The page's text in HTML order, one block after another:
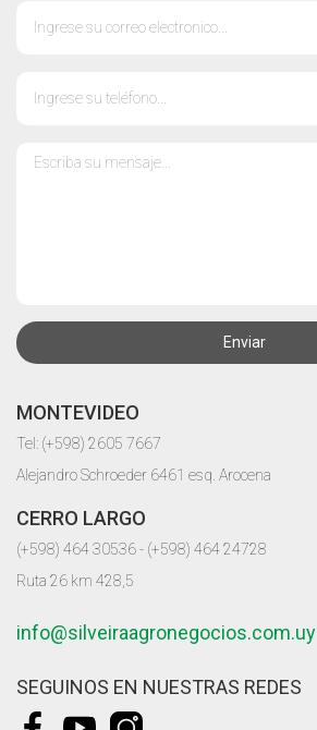
Enviar
MONTEVIDEO
Tel: (+598) 2605 7667
Alejandro Schroeder 6461 esq. Arocena
CERRO LARGO
(+598) 464 30536 - (+598) 464 24728
Ruta 26 km 428,5
info@silveiraagronegocios.com.uy
SEGUINOS EN NUESTRAS REDES